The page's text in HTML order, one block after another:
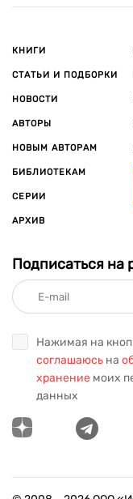
КНИГИ
СТАТЬИ И ПОДБОРКИ
НОВОСТИ
АВТОРЫ
НОВЫМ АВТОРАМ
БИБЛИОТЕКАМ
СЕРИИ
АРХИВ
Подписаться на
Нажимая на
соглашаюсь на
хранение моих
данных